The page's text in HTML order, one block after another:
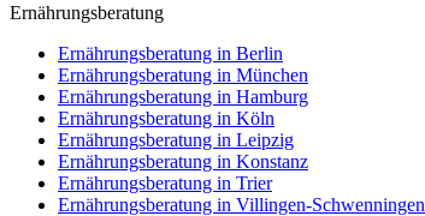
Ernährungsberatung
Ernährungsberatung in Berlin
Ernährungsberatung in München
Ernährungsberatung in Hamburg
Ernährungsberatung in Köln
Ernährungsberatung in Leipzig
Ernährungsberatung in Konstanz
Ernährungsberatung in Trier
Ernährungsberatung in Villingen-Schwenningen